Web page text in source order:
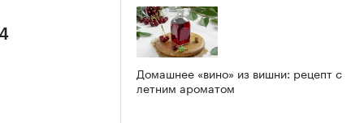
Домашнее «вино» из вишни: рецепт с
летним ароматом